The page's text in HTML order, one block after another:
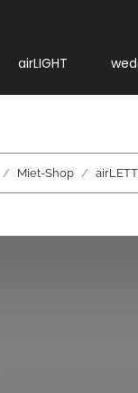
airLIGHT
Miet-Shop